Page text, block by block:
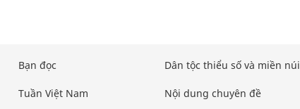
Bạn đọc
Tuần Việt Nam
Dân tộc thiểu số và miền núi
Nội dung chuyên đề